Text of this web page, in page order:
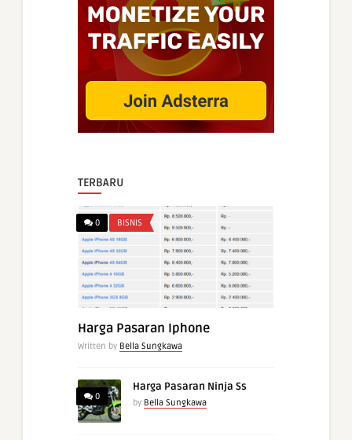
TERBARU
0 BISNIS
Harga Pasaran Iphone
Written by Bella Sungkawa
0
Harga Pasaran Ninja Ss
by Bella Sungkawa